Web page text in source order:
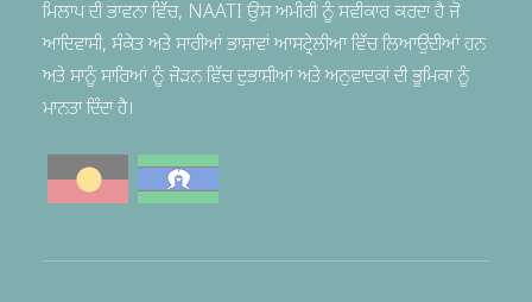
ਮਿਲਾਪ ਦੀ ਭਾਵਨਾ ਵਿੱਚ, NAATI ਉਸ ਅਮੀਰੀ ਨੂੰ ਸਵੀਕਾਰ ਕਰਦਾ ਹੈ ਜੋ
ਆਦਿਵਾਸੀ, ਸੰਕੇਤ ਅਤੇ ਸਾਰੀਆਂ ਭਾਸ਼ਾਵਾਂ ਆਸਟ੍ਰੇਲੀਆ ਵਿੱਚ ਲਿਆਉਂਦੀਆਂ ਹਨ
ਅਤੇ ਸਾਨੂੰ ਸਾਰਿਆਂ ਨੂੰ ਜੋੜਨ ਵਿੱਚ ਦੁਭਾਸ਼ੀਆਂ ਅਤੇ ਅਨੁਵਾਦਕਾਂ ਦੀ ਭੂਮਿਕਾ ਨੂੰ
ਮਾਨਤਾ ਦਿੰਦਾ ਹੈ।